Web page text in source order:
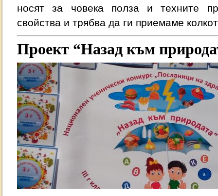
носят за човека полза и техните
свойства и трябва да ги приемаме
Проект “Назад към